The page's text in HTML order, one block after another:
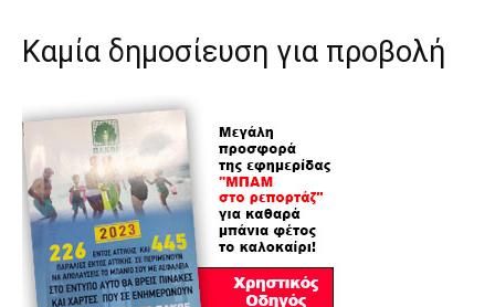
Καμία δημοσίευση για προβολή